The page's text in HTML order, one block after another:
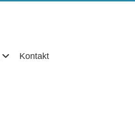
Kontakt